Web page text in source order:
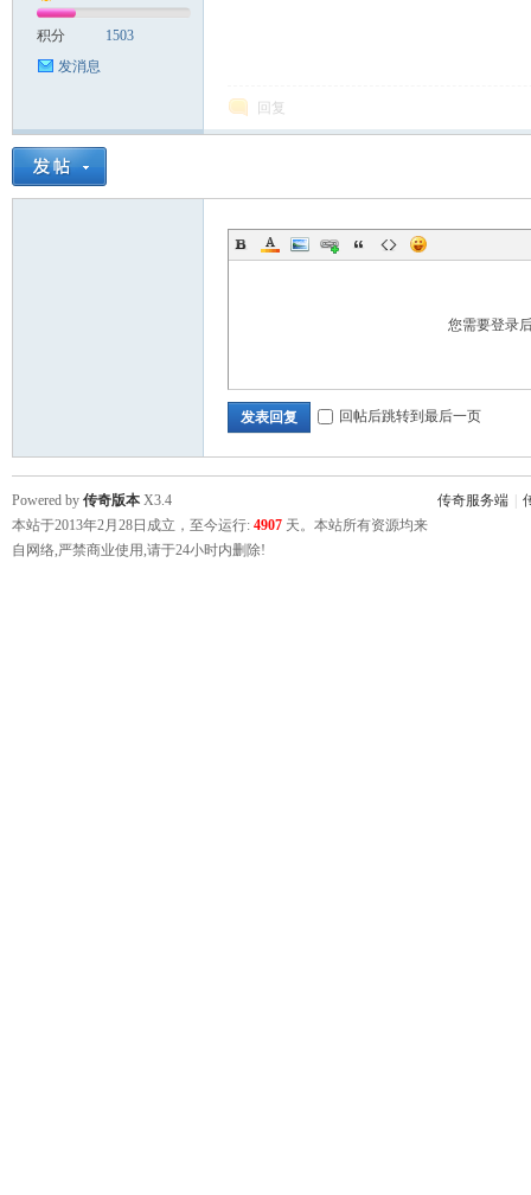
积分
1503
发消息
回复
您需要登录
发表回复 回帖后跳转到最后一页
传奇服务端
Powered by 传奇版本 X3.4
本站于2013年2月28日成立，至今运行: 4907 天。本站所有资源均来
自网络,严禁商业使用,请于24小时内删除!